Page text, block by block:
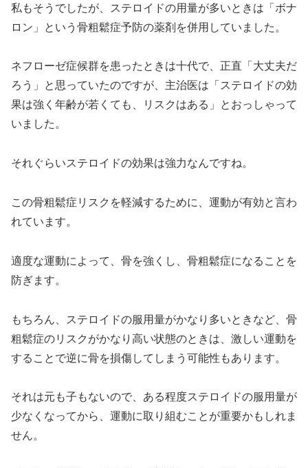
私もそうでしたが、ステロイドの用量が多いときは「ボナ
ロン」という骨粗鬆症予防の薬剤を併用していました。
ネフローゼ症候群を患ったときは十代で、正直「大丈夫だ
ろう」と思っていたのですが、主治医は「ステロイドの効
果は強く年齢が若くても、リスクはある」とおっしゃって
いました。
それぐらいステロイドの効果は強力なんですね。
この骨粗鬆症リスクを軽減するために、運動が有効と言わ
れています。
適度な運動によって、骨を強くし、骨粗鬆症になることを
防ぎます。
もちろん、ステロイドの服用量がかなり多いときなど、骨
粗鬆症のリスクがかなり高い状態のときは、激しい運動を
することで逆に骨を損傷してしまう可能性もあります。
それは元も子もないので、ある程度ステロイドの服用量が
少なくなってから、運動に取り組むことが重要かもしれま
せん。